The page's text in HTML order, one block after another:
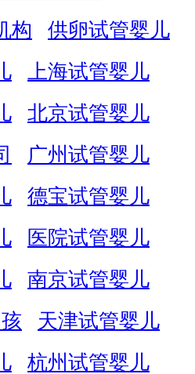
构
供卵试管婴儿
上海试管婴儿
北京试管婴儿
广州试管婴儿
德宝试管婴儿
医院试管婴儿
南京试管婴儿
天津试管婴儿
杭州试管婴儿